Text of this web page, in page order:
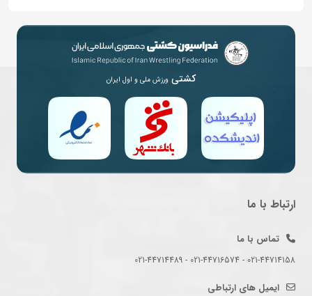
کشتی ورزش ملی و اول ایران
ارتباط با ما
تماس با ما
021-44714158 - 021-44716574 - 021-44714489
ایمیل های ارتباطی